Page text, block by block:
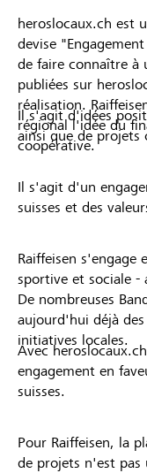
heroslocaux.ch est
devise
de faire connaître à
publiées sur
réalisation.
régional l'idée du
coopérative.
Il s'agit d'idées
ainsi que de projets
Il s'agit d'un
suisses et des
Raiffeisen s'engage
sportive et sociale -
De nombreuses
aujourd'hui déjà
initiatives locales.
Avec
engagement en
suisses.
Pour Raiffeisen, la
de projets n'est pas